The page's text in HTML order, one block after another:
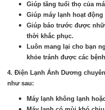
Giúp tăng tuổi thọ của
Giúp máy lạnh hoạt
Giúp báo trước được
thời khắc phục.
Luôn mang lại cho bạn
khỏe tránh được các
4. Điện Lạnh Ánh Dương
như sau:
Máy lạnh không lạnh